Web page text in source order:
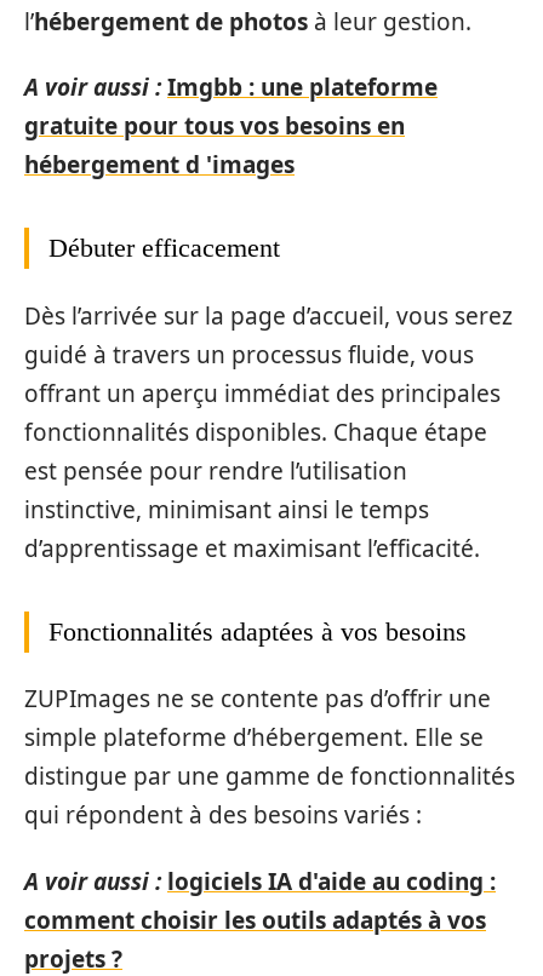
l’hébergement de photos à leur gestion.
A voir aussi :Imgbb : une plateforme
gratuite pour tous vos besoins en
hébergement d 'images
Débuter efficacement
Dès l’arrivée sur la page d’accueil, vous serez
guidé à travers un processus fluide, vous
offrant un aperçu immédiat des principales
fonctionnalités disponibles. Chaque étape
est pensée pour rendre l’utilisation
instinctive, minimisant ainsi le temps
d’apprentissage et maximisant l’efficacité.
Fonctionnalités adaptées à vos besoins
ZUPImages ne se contente pas d’offrir une
simple plateforme d’hébergement. Elle se
distingue par une gamme de fonctionnalités
qui répondent à des besoins variés :
A voir aussi : logiciels IA d'aide au coding :
comment choisir les outils adaptés à vos
projets ?